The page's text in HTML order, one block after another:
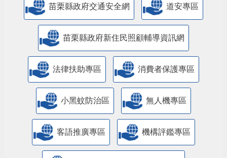
苗栗縣政府交通安全網 道安專區
苗栗縣政府新住民照顧輔導資訊網
法律扶助專區 消費者保護專區
小黑蚊防治區 無人機專區
客語推廣專區 機構評鑑專區